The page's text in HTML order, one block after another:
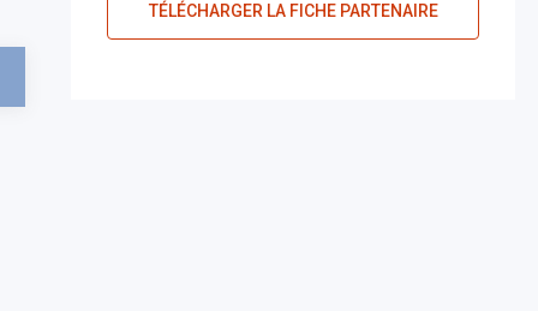
TÉLÉCHARGER LA FICHE PARTENAIRE